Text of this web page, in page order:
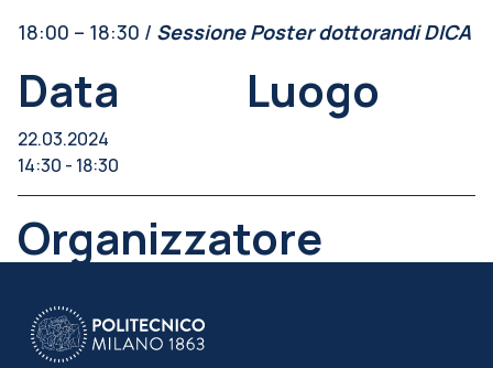
18:00 – 18:30 / Sessione Poster dottorandi DICA
Data Luogo
22.03.2024
14:30 - 18:30
Organizzatore